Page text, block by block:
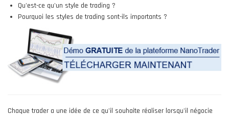
Qu'est-ce qu'un style de trading ?
Pourquoi les styles de trading sont-ils importants ?
Chaque trader a une idée de ce qu'il souhaite réaliser lorsqu'il négocie